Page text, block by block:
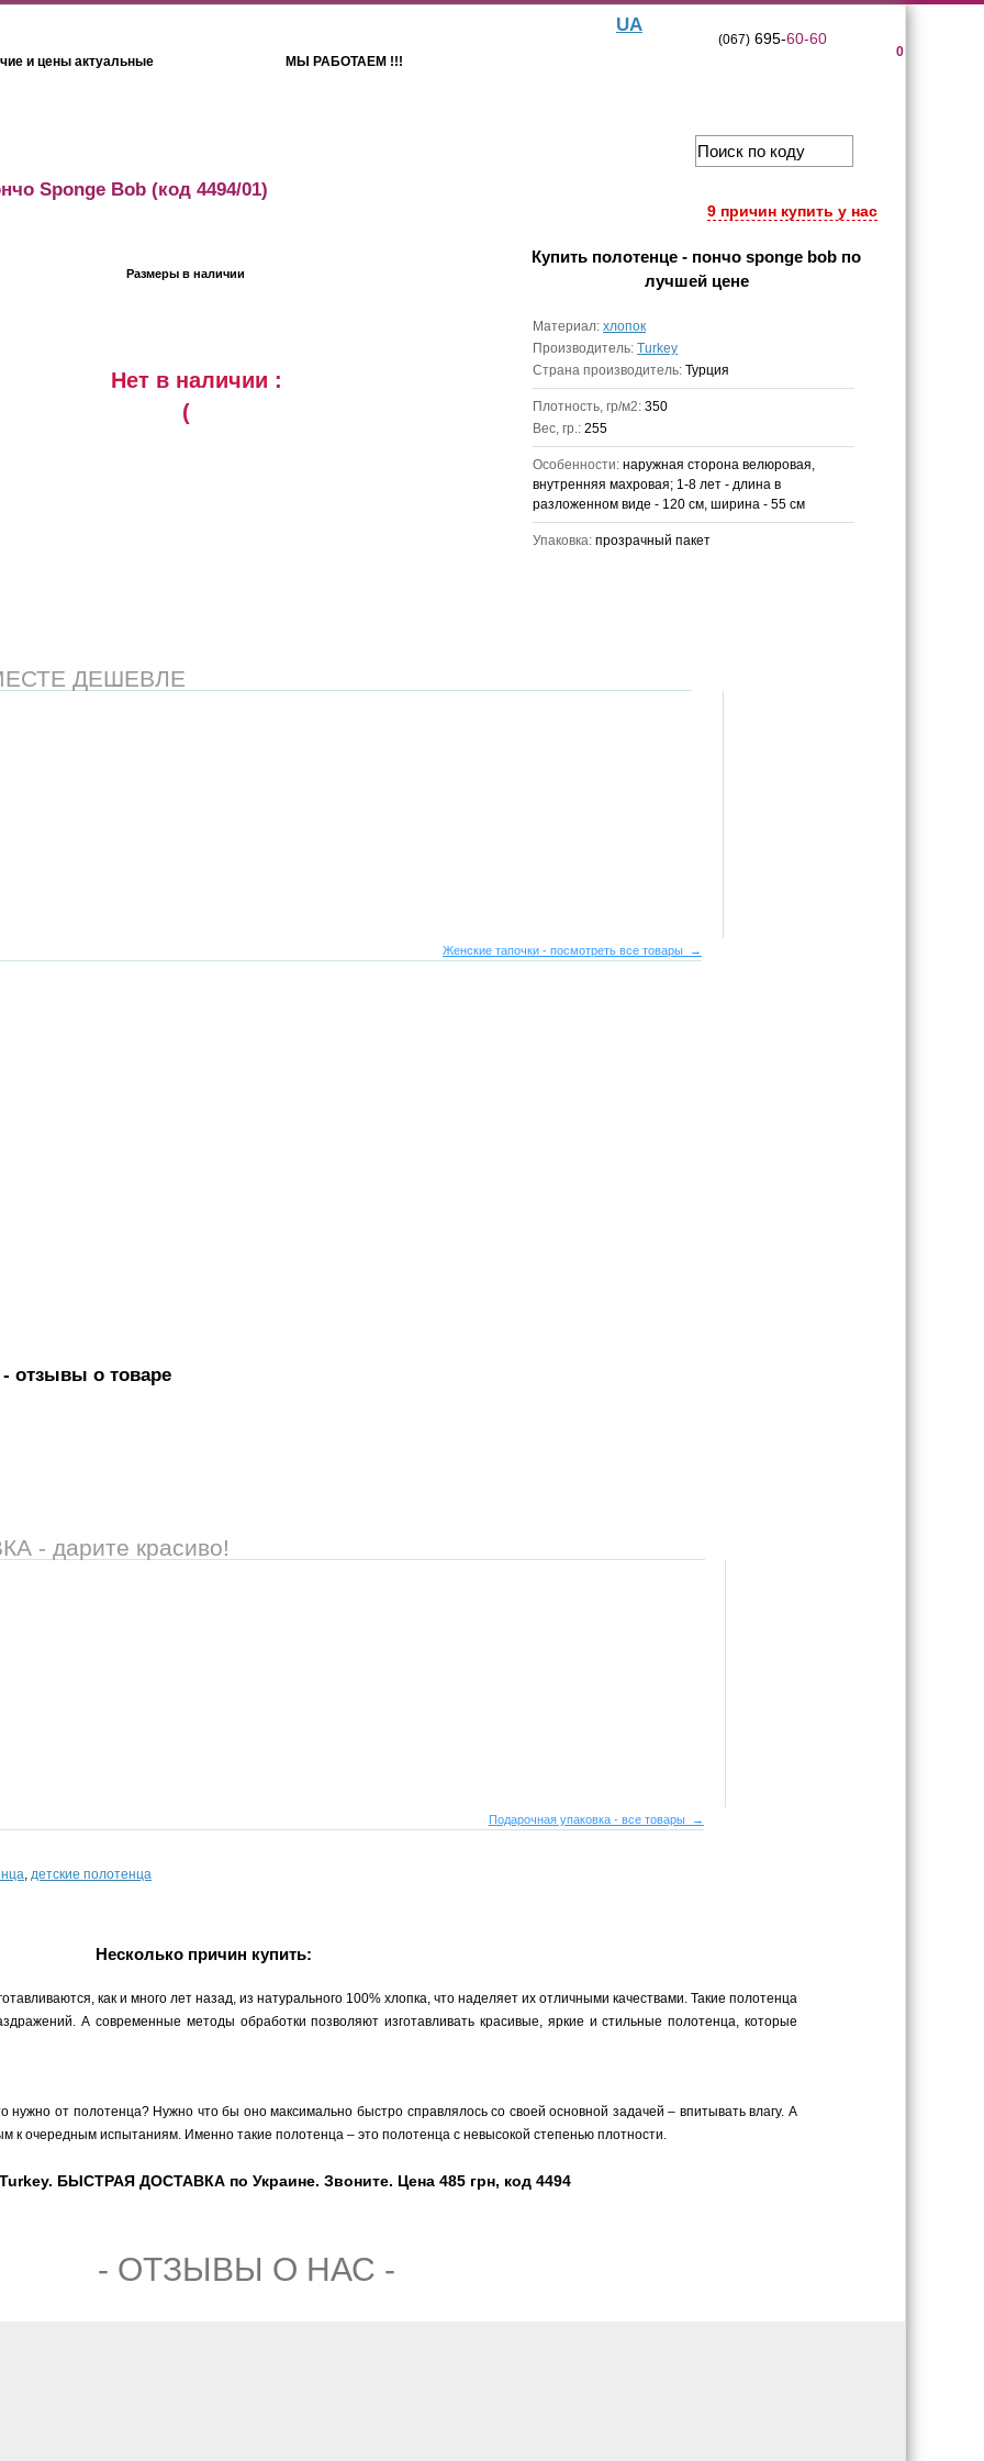
и цены актуальные МЫ РАБОТАЕМ !!!
UA
0
(067)695-60-60
9 причин купить у нас
Sponge Bob (код 4494/01)
Размеры в наличии
Нет в наличии :
(
Купить полотенце - пончо sponge bob по
лучшей цене
Материал: хлопок
Производитель: Turkey
Страна производитель: Турция
Плотность, гр/м2: 350
Вес, гр.: 255
Особенности: наружная сторона велюровая,
внутренняя махровая; 1-8 лет - длина в
разложенном виде - 120 см, ширина - 55 см
Упаковка: прозрачный пакет
ДЕШЕВЛЕ
Женские тапочки - посмотреть все товары →
отзывы о товаре
- дарите красиво!
Подарочная упаковка - все товары →
детские полотенца
Несколько причин купить:
как и много лет назад, из натурального 100% хлопка, что наделяет их отличными качествами. Такие полотенца
А современные методы обработки позволяют изготавливать красивые, яркие и стильные полотенца, которые
нужно от полотенца? Нужно что бы оно максимально быстро справлялось со своей основной задачей – впитывать влагу. А
к очередным испытаниям. Именно такие полотенца – это полотенца с невысокой степенью плотности.
БЫСТРАЯ ДОСТАВКА по Украине. Звоните. Цена 485 грн, код 4494
- ОТЗЫВЫ О НАС -